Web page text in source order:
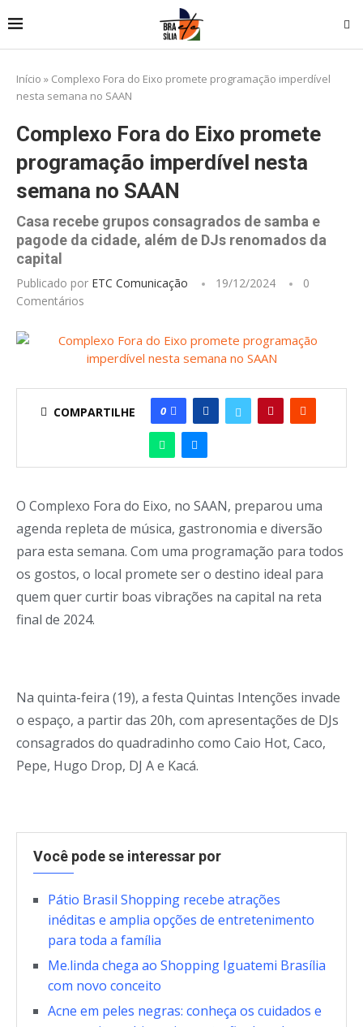
Início » Complexo Fora do Eixo promete programação imperdível
nesta semana no SAAN
Complexo Fora do Eixo promete
programação imperdível nesta
semana no SAAN
Casa recebe grupos consagrados de samba e
pagode da cidade, além de DJs renomados da
capital
Publicado por ETC Comunicação 19/12/2024
0
Comentários
COMPARTILHE 0
O Complexo Fora do Eixo, no SAAN, preparou uma
agenda repleta de música, gastronomia e diversão
para esta semana. Com uma programação para todos
os gostos, o local promete ser o destino ideal para
quem quer curtir boas vibrações na capital na reta
final de 2024.
Na quinta-feira (19), a festa Quintas Intenções invade
o espaço, a partir das 20h, com apresentações de DJs
consagrados do quadradinho como Caio Hot, Caco,
Pepe, Hugo Drop, DJ A e Kacá.
Você pode se interessar por
Pátio Brasil Shopping recebe atrações
inéditas e amplia opções de entretenimento
para toda a família
Me.linda chega ao Shopping Iguatemi Brasília
com novo conceito
Acne em peles negras: conheça os cuidados e